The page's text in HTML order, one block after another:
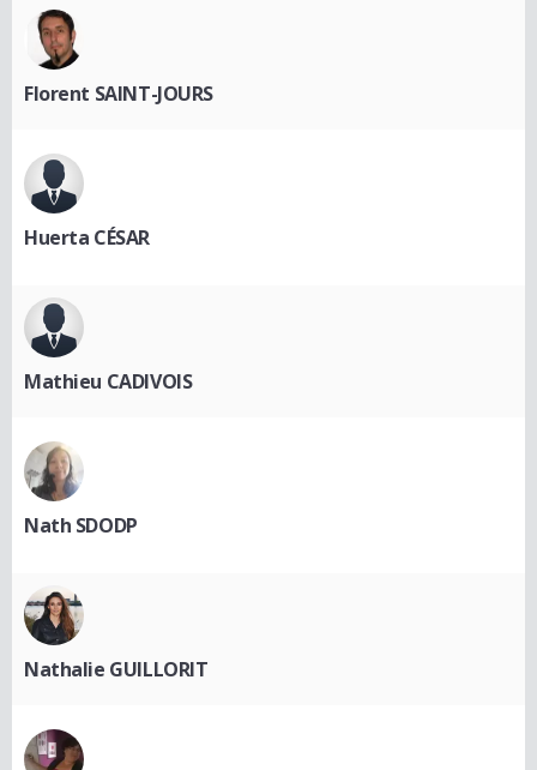
Florent SAINT-JOURS
Huerta CÉSAR
Mathieu CADIVOIS
Nath SDODP
Nathalie GUILLORIT